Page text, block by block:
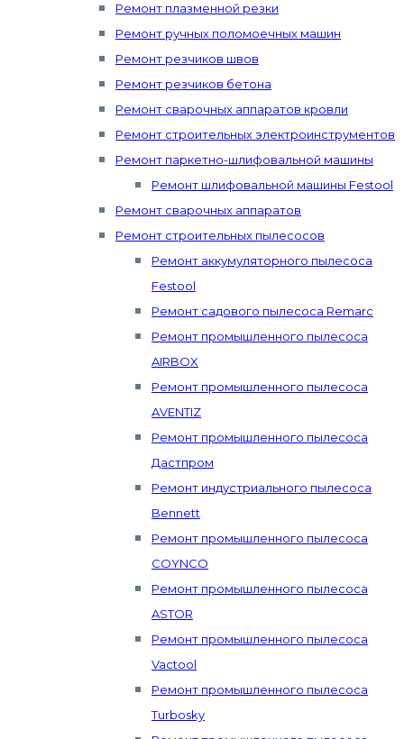
Ремонт плазменной резки
Ремонт ручных поломоечных машин
Ремонт резчиков швов
Ремонт резчиков бетона
Ремонт сварочных аппаратов кровли
Ремонт строительных электроинструментов
Ремонт паркетно-шлифовальной машины
Ремонт шлифовальной машины Festool
Ремонт сварочных аппаратов
Ремонт строительных пылесосов
Ремонт аккумуляторного пылесоса
Festool
Ремонт садового пылесоса Remarc
Ремонт промышленного пылесоса
AIRBOX
Ремонт промышленного пылесоса
AVENTIZ
Ремонт промышленного пылесоса
Дастпром
Ремонт индустриального пылесоса
Bennett
Ремонт промышленного пылесоса
COYNCO
Ремонт промышленного пылесоса
ASTOR
Ремонт промышленного пылесоса
Vactool
Ремонт промышленного пылесоса
Turbosky